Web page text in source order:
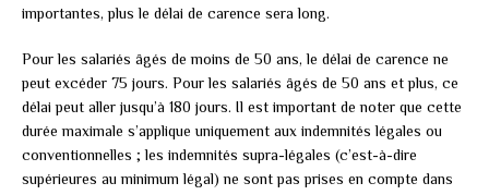
importantes, plus le délai de carence sera long.
Pour les salariés âgés de moins de 50 ans, le délai de carence ne
peut excéder 75 jours. Pour les salariés âgés de 50 ans et plus, ce
délai peut aller jusqu’à 180 jours. Il est important de noter que cette
durée maximale s’applique uniquement aux indemnités légales ou
conventionnelles ; les indemnités supra-légales (c’est-à-dire
supérieures au minimum légal) ne sont pas prises en compte dans